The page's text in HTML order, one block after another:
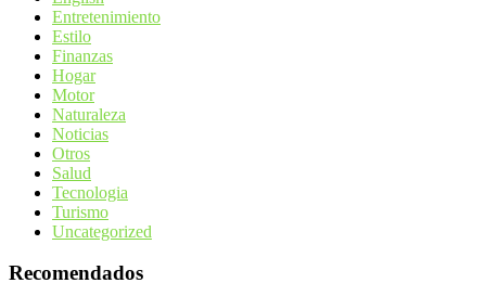
Entretenimiento
Estilo
Finanzas
Hogar
Motor
Naturaleza
Noticias
Otros
Salud
Tecnologia
Turismo
Uncategorized
Recomendados